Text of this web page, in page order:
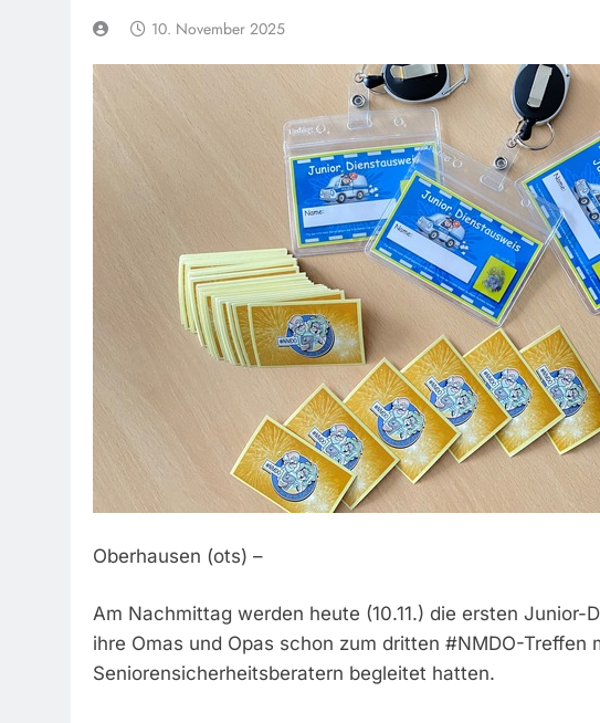
10. November 2025
Oberhausen (ots) –
Am Nachmittag werden heute (10.11.) die ersten Junior-
ihre Omas und Opas schon zum dritten #NMDO-Treffen
Seniorensicherheitsberatern begleitet hatten.